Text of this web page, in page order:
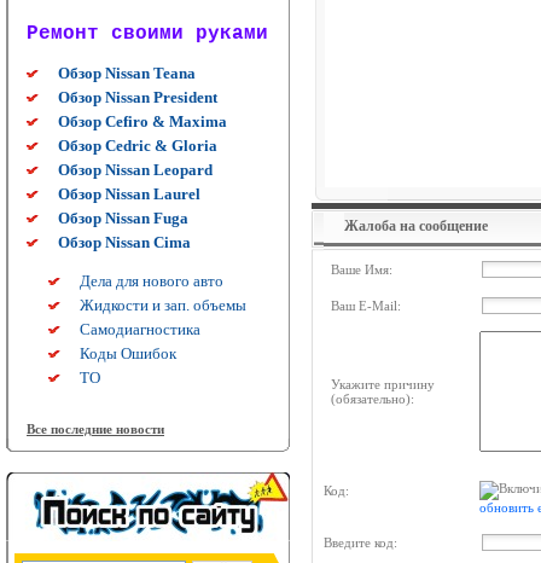
Ремонт своими руками
Обзор Nissan Teana
Обзор Nissan President
Обзор Cefiro & Maxima
Обзор Cedric & Gloria
Обзор Nissan Leopard
Обзор Nissan Laurel
Обзор Nissan Fuga
Обзор Nissan Cima
Дела для нового авто
Жидкости и зап. объемы
Самодиагностика
Коды Ошибок
ТО
Все последние новости
Жалоба на сообщение
Ваше Имя:
Ваш E-Mail:
Укажите причину
(обязательно):
Код:
обновить
Введите код: